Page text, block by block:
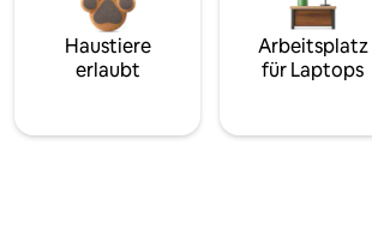
Haustiere
erlaubt
Arbeitsplatz
für Laptops